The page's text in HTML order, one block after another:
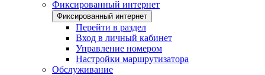
Фиксированный интернет
Фиксированный интернет
Перейти в раздел
Вход в личный кабинет
Управление номером
Настройки маршрутизатора
Обслуживание